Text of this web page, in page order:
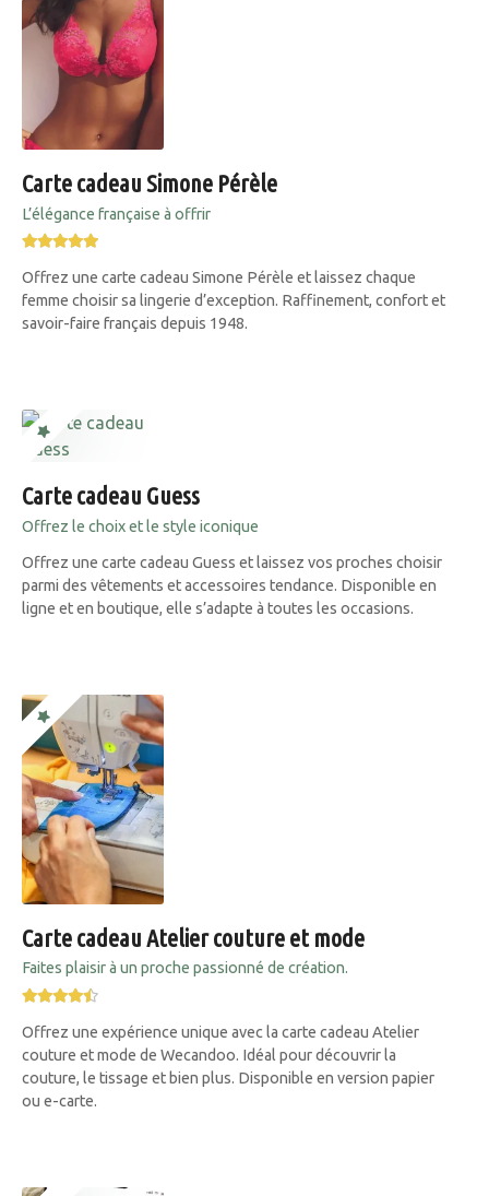
Carte cadeau Simone Pérèle
L’élégance française à offrir
Offrez une carte cadeau Simone Pérèle et laissez chaque
femme choisir sa lingerie d’exception. Raffinement, confort et
savoir-faire français depuis 1948.
Carte cadeau Guess
Offrez le choix et le style iconique
Offrez une carte cadeau Guess et laissez vos proches choisir
parmi des vêtements et accessoires tendance. Disponible en
ligne et en boutique, elle s’adapte à toutes les occasions.
Carte cadeau Atelier couture et mode
Faites plaisir à un proche passionné de création.
Offrez une expérience unique avec la carte cadeau Atelier
couture et mode de Wecandoo. Idéal pour découvrir la
couture, le tissage et bien plus. Disponible en version papier
ou e-carte.